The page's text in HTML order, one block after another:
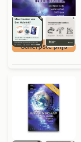
Scherpste prijs